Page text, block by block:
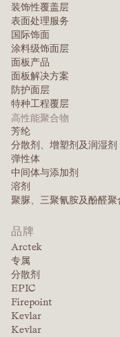
装饰性覆盖层
表面处理服务
国际饰面
涂料级饰面层
面板产品
面板解决方案
防护面层
特种工程覆层
高性能聚合物
芳纶
分散剂、增塑剂及润湿剂
弹性体
中间体与添加剂
溶剂
聚脲、三聚氰胺及酚醛聚
品牌
Arctek
专属
分散剂
EPIC
Firepoint
Kevlar
Kevlar